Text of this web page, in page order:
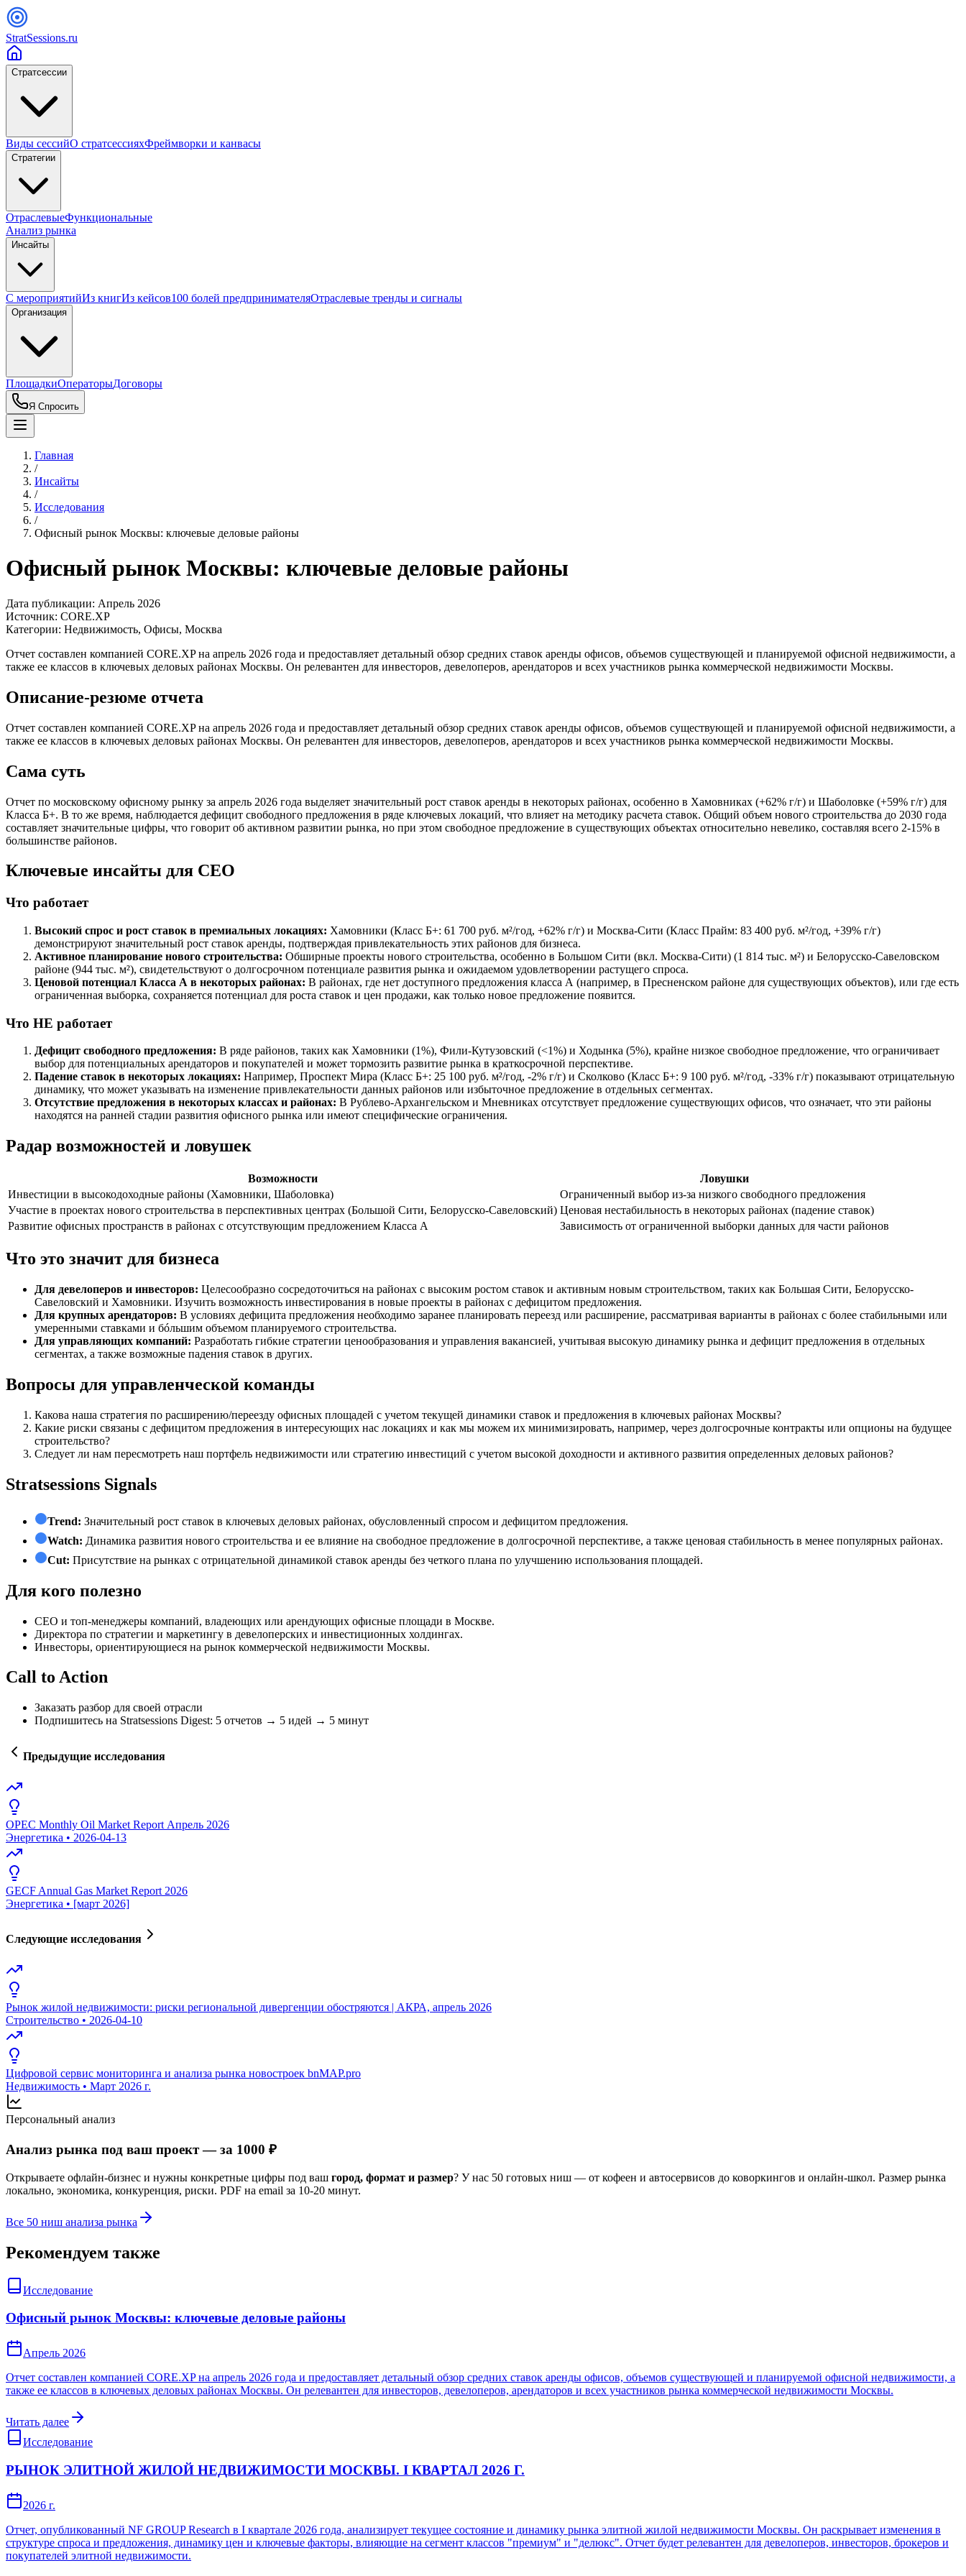
StratSessions.ru
Стратсессии
Виды сессийО стратсессияхФреймворки и канвасы
Стратегии
ОтраслевыеФункциональные
Анализ рынка
Инсайты
С мероприятийИз книгИз кейсов100 болей предпринимателяОтраслевые тренды и сигналы
Организация
ПлощадкиОператорыДоговоры
Я Спросить
Главная
/
Инсайты
/
Исследования
/
Офисный рынок Москвы: ключевые деловые районы
Офисный рынок Москвы: ключевые деловые районы
Дата публикации: Апрель 2026
Источник: CORE.XP
Категории: Недвижимость, Офисы, Москва
Отчет составлен компанией CORE.XP на апрель 2026 года и предоставляет детальный обзор средних ставок аренды офисов, объемов существующей и планируемой офисной недвижимости, а
также ее классов в ключевых деловых районах Москвы. Он релевантен для инвесторов, девелоперов, арендаторов и всех участников рынка коммерческой недвижимости Москвы.
Описание-резюме отчета
Отчет составлен компанией CORE.XP на апрель 2026 года и предоставляет детальный обзор средних ставок аренды офисов, объемов существующей и планируемой офисной недвижимости, а
также ее классов в ключевых деловых районах Москвы. Он релевантен для инвесторов, девелоперов, арендаторов и всех участников рынка коммерческой недвижимости Москвы.
Сама суть
Отчет по московскому офисному рынку за апрель 2026 года выделяет значительный рост ставок аренды в некоторых районах, особенно в Хамовниках (+62% г/г) и Шаболовке (+59% г/г) для
Класса Б+. В то же время, наблюдается дефицит свободного предложения в ряде ключевых локаций, что влияет на методику расчета ставок. Общий объем нового строительства до 2030 года
составляет значительные цифры, что говорит об активном развитии рынка, но при этом свободное предложение в существующих объектах относительно невелико, составляя всего 2-15% в
большинстве районов.
Ключевые инсайты для СЕО
Что работает
Высокий спрос и рост ставок в премиальных локациях: Хамовники (Класс Б+: 61 700 руб. м²/год, +62% г/г) и Москва-Сити (Класс Прайм: 83 400 руб. м²/год, +39% г/г)
демонстрируют значительный рост ставок аренды, подтверждая привлекательность этих районов для бизнеса.
Активное планирование нового строительства: Обширные проекты нового строительства, особенно в Большом Сити (вкл. Москва-Сити) (1 814 тыс. м²) и Белорусско-Савеловском
районе (944 тыс. м²), свидетельствуют о долгосрочном потенциале развития рынка и ожидаемом удовлетворении растущего спроса.
Ценовой потенциал Класса А в некоторых районах: В районах, где нет доступного предложения класса А (например, в Пресненском районе для существующих объектов), или где есть
ограниченная выборка, сохраняется потенциал для роста ставок и цен продажи, как только новое предложение появится.
Что НЕ работает
Дефицит свободного предложения: В ряде районов, таких как Хамовники (1%), Фили-Кутузовский (<1%) и Ходынка (5%), крайне низкое свободное предложение, что ограничивает
выбор для потенциальных арендаторов и покупателей и может тормозить развитие рынка в краткосрочной перспективе.
Падение ставок в некоторых локациях: Например, Проспект Мира (Класс Б+: 25 100 руб. м²/год, -2% г/г) и Сколково (Класс Б+: 9 100 руб. м²/год, -33% г/г) показывают отрицательную
динамику, что может указывать на изменение привлекательности данных районов или избыточное предложение в отдельных сегментах.
Отсутствие предложения в некоторых классах и районах: В Рублево-Архангельском и Мневниках отсутствует предложение существующих офисов, что означает, что эти районы
находятся на ранней стадии развития офисного рынка или имеют специфические ограничения.
Радар возможностей и ловушек
Возможности
Ловушки
Инвестиции в высокодоходные районы (Хамовники, Шаболовка)
Ограниченный выбор из-за низкого свободного предложения
Участие в проектах нового строительства в перспективных центрах (Большой Сити, Белорусско-Савеловский) Ценовая нестабильность в некоторых районах (падение ставок)
Развитие офисных пространств в районах с отсутствующим предложением Класса А
Зависимость от ограниченной выборки данных для части районов
Что это значит для бизнеса
Для девелоперов и инвесторов: Целесообразно сосредоточиться на районах с высоким ростом ставок и активным новым строительством, таких как Большая Сити, Белорусско-
Савеловский и Хамовники. Изучить возможность инвестирования в новые проекты в районах с дефицитом предложения.
Для крупных арендаторов: В условиях дефицита предложения необходимо заранее планировать переезд или расширение, рассматривая варианты в районах с более стабильными или
умеренными ставками и бóльшим объемом планируемого строительства.
Для управляющих компаний: Разработать гибкие стратегии ценообразования и управления вакансией, учитывая высокую динамику рынка и дефицит предложения в отдельных
сегментах, а также возможные падения ставок в других.
Вопросы для управленческой команды
Какова наша стратегия по расширению/переезду офисных площадей с учетом текущей динамики ставок и предложения в ключевых районах Москвы?
Какие риски связаны с дефицитом предложения в интересующих нас локациях и как мы можем их минимизировать, например, через долгосрочные контракты или опционы на будущее
строительство?
Следует ли нам пересмотреть наш портфель недвижимости или стратегию инвестиций с учетом высокой доходности и активного развития определенных деловых районов?
Stratsessions Signals
Trend: Значительный рост ставок в ключевых деловых районах, обусловленный спросом и дефицитом предложения.
Watch: Динамика развития нового строительства и ее влияние на свободное предложение в долгосрочной перспективе, а также ценовая стабильность в менее популярных районах.
Cut: Присутствие на рынках с отрицательной динамикой ставок аренды без четкого плана по улучшению использования площадей.
Для кого полезно
СЕО и топ-менеджеры компаний, владеющих или арендующих офисные площади в Москве.
Директора по стратегии и маркетингу в девелоперских и инвестиционных холдингах.
Инвесторы, ориентирующиеся на рынок коммерческой недвижимости Москвы.
Call to Action
Заказать разбор для своей отрасли
Подпишитесь на Stratsessions Digest: 5 отчетов → 5 идей → 5 минут
Предыдущие исследования
OPEC Monthly Oil Market Report Апрель 2026
Энергетика • 2026-04-13
GECF Annual Gas Market Report 2026
Энергетика • [март 2026]
Следующие исследования
Рынок жилой недвижимости: риски региональной дивергенции обостряются | АКРА, апрель 2026
Строительство • 2026-04-10
Цифровой сервис мониторинга и анализа рынка новостроек bnMAP.pro
Недвижимость • Март 2026 г.
Персональный анализ
Анализ рынка под ваш проект — за 1000 ₽
Открываете офлайн-бизнес и нужны конкретные цифры под ваш город, формат и размер? У нас 50 готовых ниш — от кофеен и автосервисов до коворкингов и онлайн-школ. Размер рынка
локально, экономика, конкуренция, риски. PDF на email за 10-20 минут.
Все 50 ниш анализа рынка
Рекомендуем также
Исследование
Офисный рынок Москвы: ключевые деловые районы
Апрель 2026
Отчет составлен компанией CORE.XP на апрель 2026 года и предоставляет детальный обзор средних ставок аренды офисов, объемов существующей и планируемой офисной недвижимости, а
также ее классов в ключевых деловых районах Москвы. Он релевантен для инвесторов, девелоперов, арендаторов и всех участников рынка коммерческой недвижимости Москвы.
Читать далее
Исследование
РЫНОК ЭЛИТНОЙ ЖИЛОЙ НЕДВИЖИМОСТИ МОСКВЫ. I КВАРТАЛ 2026 Г.
2026 г.
Отчет, опубликованный NF GROUP Research в I квартале 2026 года, анализирует текущее состояние и динамику рынка элитной жилой недвижимости Москвы. Он раскрывает изменения в
структуре спроса и предложения, динамику цен и ключевые факторы, влияющие на сегмент классов "премиум" и "делюкс". Отчет будет релевантен для девелоперов, инвесторов, брокеров и
покупателей элитной недвижимости.